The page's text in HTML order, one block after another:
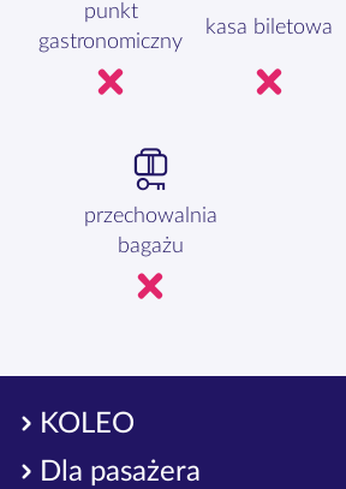
punkt
gastronomiczny
kasa biletowa
przechowalnia
bagażu
KOLEO
Dla pasażera